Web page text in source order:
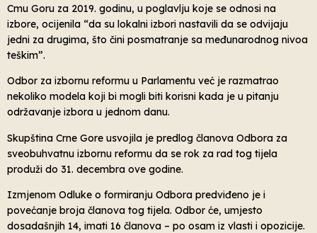
Cmu Goru za 2019. godinu, u poglavlju koje se odnosi na
izbore, ocijenila “da su lokalni izbori nastavili da se odvijaju
jedni za drugima, što čini posmatranje sa međunarodnog nivoa
teškim”.
Odbor za izbornu reformu u Parlamentu već je razmatrao
nekoliko modela koji bi mogli biti korisni kada je u pitanju
održavanje izbora u jednom danu.
Skupština Crne Gore usvojila je predlog članova Odbora za
sveobuhvatnu izbornu reformu da se rok za rad tog tijela
produži do 31. decembra ove godine.
Izmjenom Odluke o formiranju Odbora predviđeno je i
povećanje broja članova tog tijela. Odbor će, umjesto
dosadašnjih 14, imati 16 članova – po osam iz vlasti i opozicije.